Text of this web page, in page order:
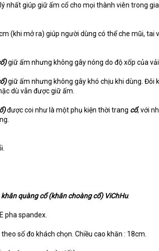
nhất giúp giữ ấm cổ cho mọi thành viên trong
(khi mở ra) giúp người dùng có thể che mũi, tai
giữ ấm nhưng không gây nóng do độ xốp của vải.
giữ ấm nhưng không gây khó chịu khi dùng. Đôi
dù vẫn được giữ ấm.
được coi như là một phụ kiện thời trang cổ, với
khăn quàng cổ (khăn choàng cổ) ViChHu.
pha spandex.
số đo khách chọn. Chiều cao khăn : 18cm.